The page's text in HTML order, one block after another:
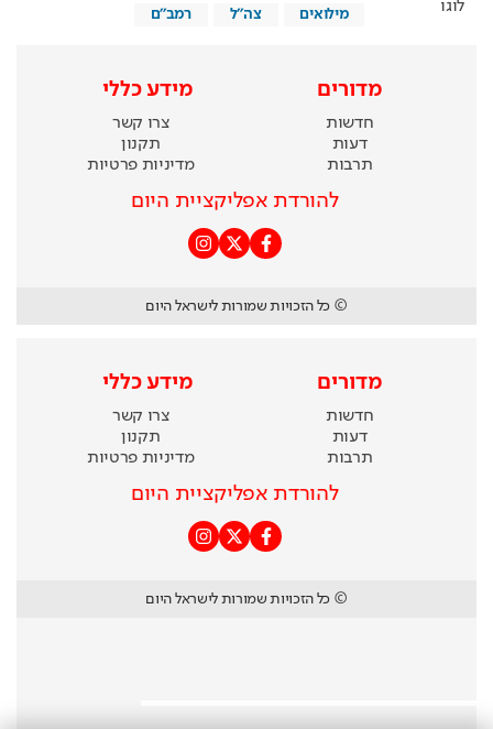
מילואים צה"ל רמב''ם
מדורים
חדשות
דעות
תרבות
מידע כללי
צרו קשר
תקנון
מדיניות פרטיות
להורדת אפליקציית היום
© כל הזכויות שמורות לישראל היום
מדורים
חדשות
דעות
תרבות
מידע כללי
צרו קשר
תקנון
מדיניות פרטיות
להורדת אפליקציית היום
© כל הזכויות שמורות לישראל היום